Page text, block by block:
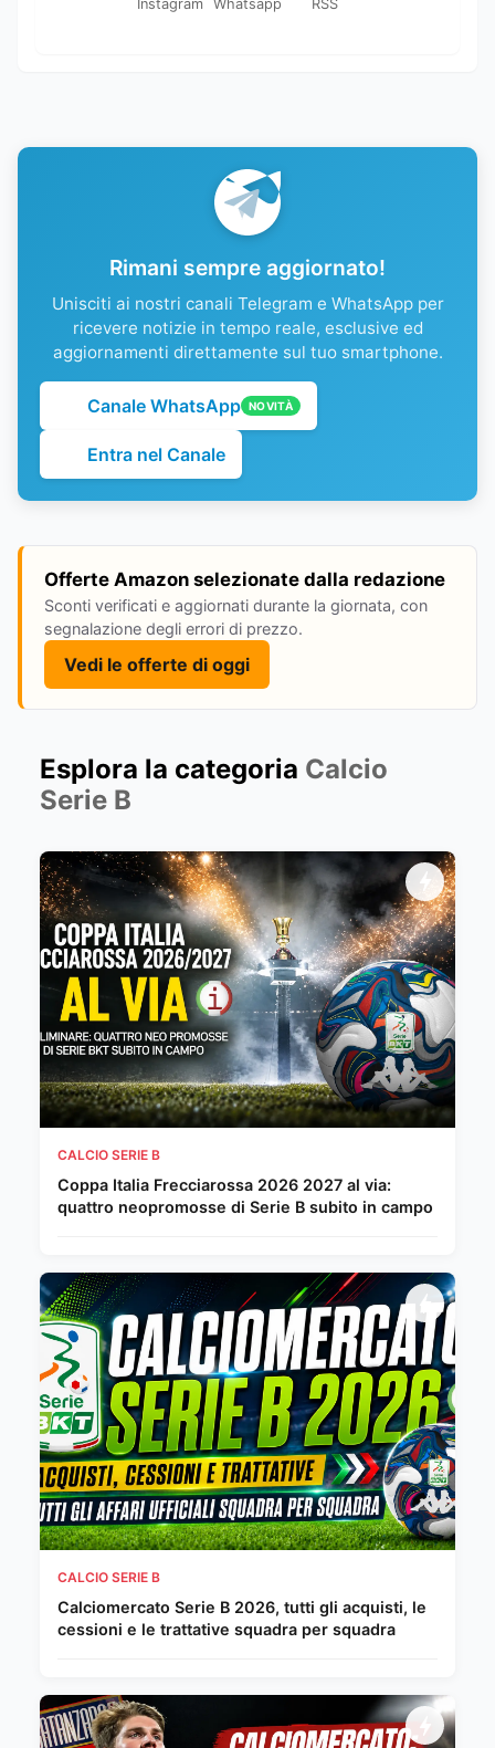
Instagram Whatsapp RSS
Rimani sempre aggiornato!
Unisciti ai nostri canali Telegram e WhatsApp per
ricevere notizie in tempo reale, esclusive ed
aggiornamenti direttamente sul tuo smartphone.
Canale WhatsApp NOVITÀ
Entra nel Canale
Offerte Amazon selezionate dalla redazione
Sconti verificati e aggiornati durante la giornata, con
segnalazione degli errori di prezzo.
Vedi le offerte di oggi
Esplora la categoria Calcio
Serie B
CALCIO SERIE B
Coppa Italia Frecciarossa 2026 2027 al via:
quattro neopromosse di Serie B subito in campo
CALCIO SERIE B
Calciomercato Serie B 2026, tutti gli acquisti, le
cessioni e le trattative squadra per squadra